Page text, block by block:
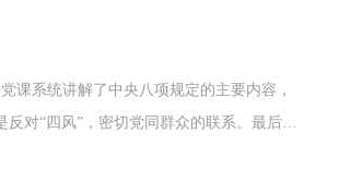
课系统讲解了中央八项规定的主要内容，
对“四风”，密切党同群众的联系。最后，